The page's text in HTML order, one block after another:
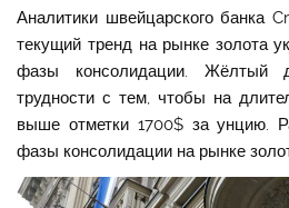
Аналитики швейцарского банка
текущий тренд на рынке золота
фазы консолидации. Жёлтый
трудности с тем, чтобы на
выше отметки 1700$ за унцию.
фазы консолидации на рынке